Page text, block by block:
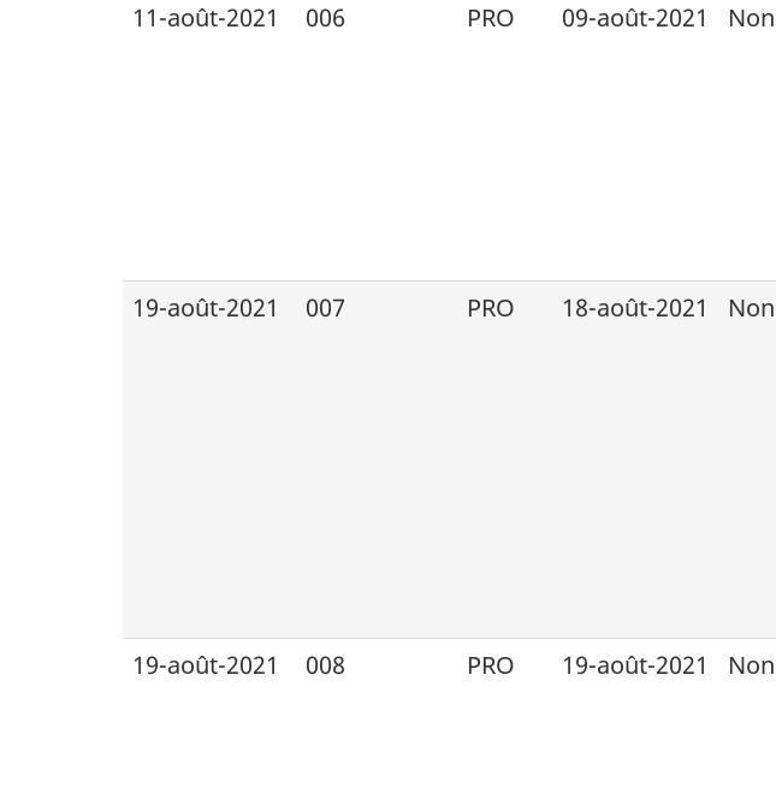
11-août-2021 006 PRO 09-août-2021 Non
19-août-2021 007 PRO 18-août-2021 Non
19-août-2021 008 PRO 19-août-2021 Non